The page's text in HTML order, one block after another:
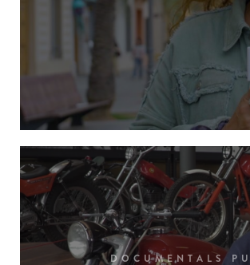
DOCUMENTALS